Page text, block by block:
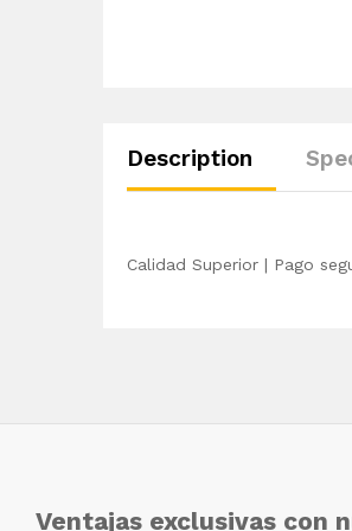
Description
Calidad Superior | Pago
Ventajas exclusivas con